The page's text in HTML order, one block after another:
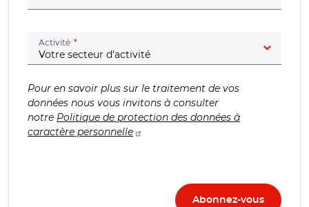
Activité (champ obligatoire)
Pour en savoir plus sur le traitement de vos
données nous vous invitons à consulter
notre Politique de protection des données à
caractère personnelle